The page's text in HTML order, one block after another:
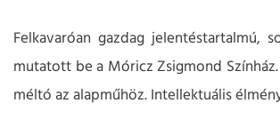
Felkavaróan gazdag
mutatott be a Móricz Zsigmond
méltó az alapműhöz. Intellektuális